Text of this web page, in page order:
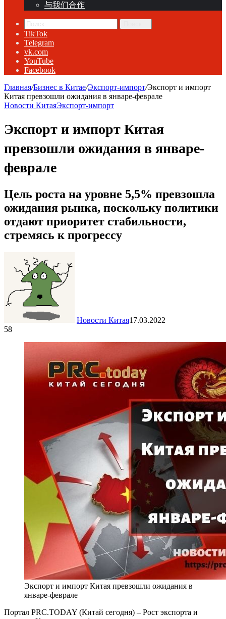
与我们合作
TikTok
Telegram
vk.com
YouTube
Facebook
Главная/Бизнес в Китае/Экспорт-импорт/Экспорт и импорт
Китая превзошли ожидания в январе-феврале
Новости КитаяЭкспорт-импорт
Экспорт и импорт Китая
превзошли ожидания в январе-
феврале
Цель роста на уровне 5,5% превзошла
ожидания рынка, поскольку политики
отдают приоритет стабильности,
стремясь к прогрессу
Новости Китая17.03.2022
58
Экспорт и импорт Китая превзошли ожидания в
январе-феврале
Портал PRC.TODAY (Китай сегодня) – Рост экспорта и